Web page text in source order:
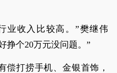
业收入比较高。”樊继伟
挣个20万元没问题。”
偿打捞手机、金银首饰，